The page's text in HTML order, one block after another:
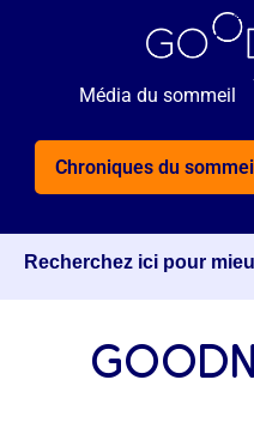
Média du sommeil
Chroniques du
Recherchez ici pour
🌙 Rejoignez 5 000+
GRATUITEMENT nos